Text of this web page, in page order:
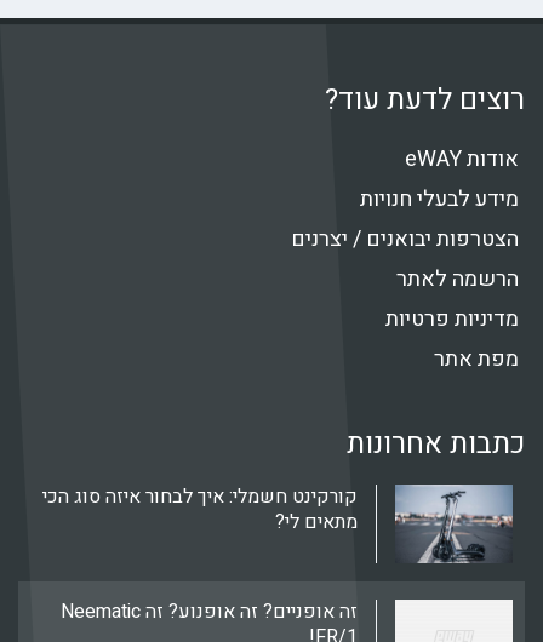
רוצים לדעת עוד?
אודות eWAY
מידע לבעלי חנויות
הצטרפות יבואנים / יצרנים
הרשמה לאתר
מדיניות פרטיות
מפת אתר
כתבות אחרונות
קורקינט חשמלי: איך לבחור איזה סוג הכי
מתאים לי?
זה אופניים? זה אופנוע? זה Neematic